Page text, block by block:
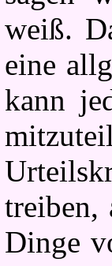
weiß.
eine
kann
treiben,
Dinge